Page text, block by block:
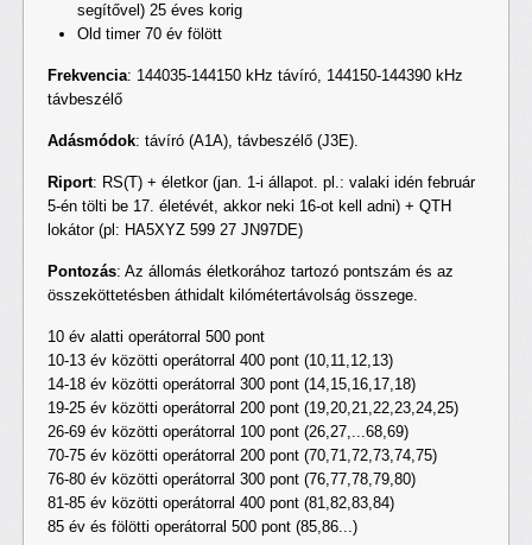
segítővel) 25 éves korig
Old timer 70 év fölött
Frekvencia: 144035-144150 kHz távíró, 144150-144390 kHz
távbeszélő
Adásmódok: távíró (A1A), távbeszélő (J3E).
Riport: RS(T) + életkor (jan. 1-i állapot. pl.: valaki idén február
5-én tölti be 17. életévét, akkor neki 16-ot kell adni) + QTH
lokátor (pl: HA5XYZ 599 27 JN97DE)
Pontozás: Az állomás életkorához tartozó pontszám és az
összeköttetésben áthidalt kilómétertávolság összege.
10 év alatti operátorral 500 pont
10-13 év közötti operátorral 400 pont (10,11,12,13)
14-18 év közötti operátorral 300 pont (14,15,16,17,18)
19-25 év közötti operátorral 200 pont (19,20,21,22,23,24,25)
26-69 év közötti operátorral 100 pont (26,27,...68,69)
70-75 év közötti operátorral 200 pont (70,71,72,73,74,75)
76-80 év közötti operátorral 300 pont (76,77,78,79,80)
81-85 év közötti operátorral 400 pont (81,82,83,84)
85 év és fölötti operátorral 500 pont (85,86...)